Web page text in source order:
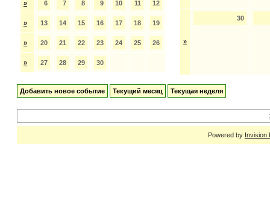
» 6 7 8 9 10 11 12
» 13 14 15 16 17 18 19
» 20 21 22 23 24 25 26
» 27 28 29 30
»
30
Добавить новое событие Текущий месяц Текущая неделя
Powered by Invision